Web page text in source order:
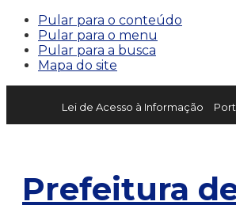
Pular para o conteúdo
Pular para o menu
Pular para a busca
Mapa do site
Lei de Acesso à Informação
Prefeitura